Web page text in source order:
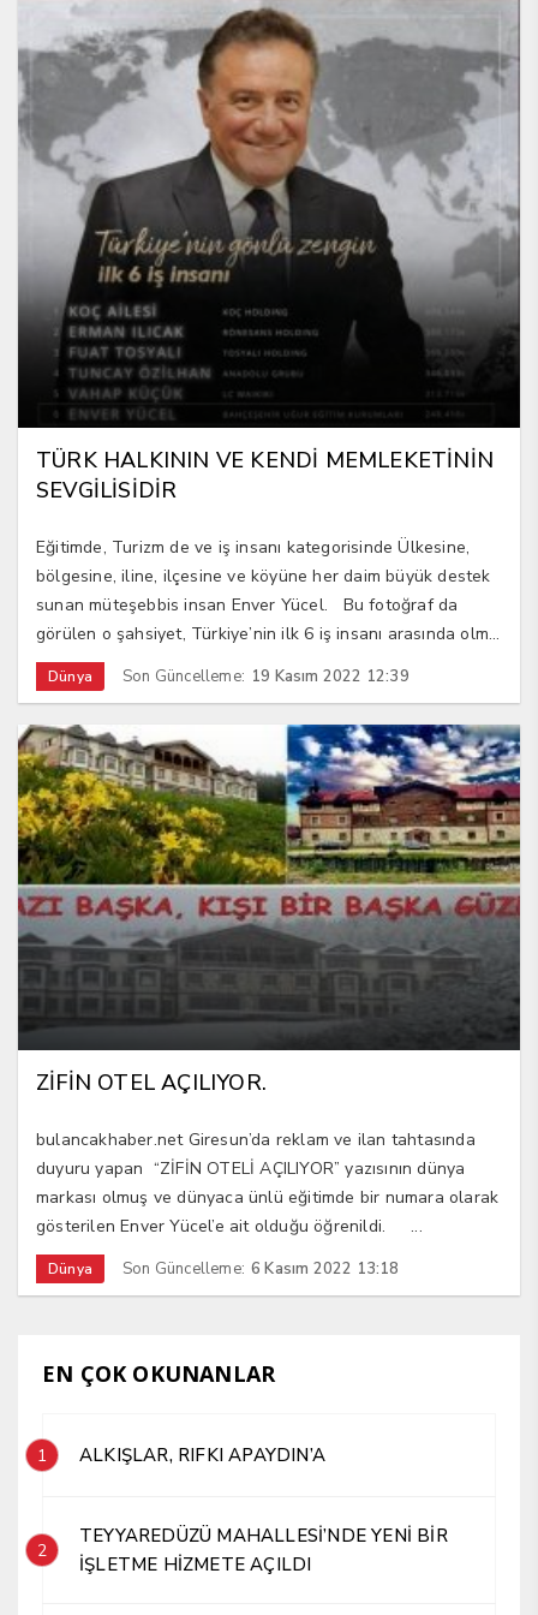
TÜRK HALKININ VE KENDİ MEMLEKETİNİN
SEVGİLİSİDİR
Eğitimde, Turizm de ve iş insanı kategorisinde Ülkesine,
bölgesine, iline, ilçesine ve köyüne her daim büyük destek
sunan müteşebbis insan Enver Yücel. Bu fotoğraf da
görülen o şahsiyet, Türkiye’nin ilk 6 iş insanı arasında olm...
Dünya Son Güncelleme: 19 Kasım 2022 12:39
ZİFİN OTEL AÇILIYOR.
bulancakhaber.net Giresun’da reklam ve ilan tahtasında
duyuru yapan “ZİFİN OTELİ AÇILIYOR” yazısının dünya
markası olmuş ve dünyaca ünlü eğitimde bir numara olarak
gösterilen Enver Yücel’e ait olduğu öğrenildi. ...
Dünya Son Güncelleme: 6 Kasım 2022 13:18
EN ÇOK OKUNANLAR
1 ALKIŞLAR, RIFKI APAYDIN’A
2
TEYYAREDÜZÜ MAHALLESİ’NDE YENİ BİR
İŞLETME HİZMETE AÇILDI